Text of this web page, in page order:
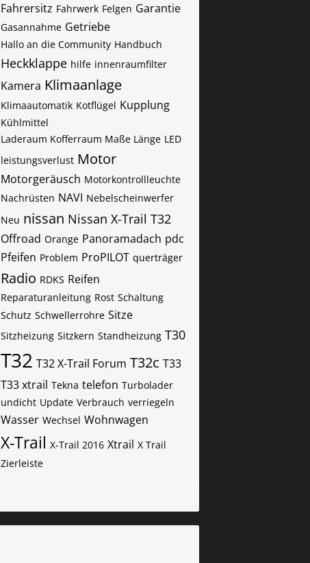
Fahrersitz Fahrwerk Felgen Garantie
Gasannahme Getriebe
Hallo an die Community Handbuch
Heckklappe hilfe innenraumfilter
Kamera Klimaanlage
Klimaautomatik Kotflügel Kupplung
Kühlmittel
Laderaum Kofferraum Maße Länge LED
leistungsverlust Motor
Motorgeräusch Motorkontrollleuchte
Nachrüsten NAVI Nebelscheinwerfer
Neu nissan Nissan X-Trail T32
Offroad Orange Panoramadach pdc
Pfeifen Problem ProPILOT querträger
Radio RDKS Reifen
Reparaturanleitung Rost Schaltung
Schutz Schwellerrohre Sitze
Sitzheizung Sitzkern Standheizung T30
T32 T32 X-Trail Forum T32c T33
T33 xtrail Tekna telefon Turbolader
undicht Update Verbrauch verriegeln
Wasser Wechsel Wohnwagen
X-Trail X-Trail 2016 Xtrail X Trail
Zierleiste